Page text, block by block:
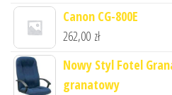
Canon CG-800E
262,00 zł
Nowy Styl Fotel
granatowy